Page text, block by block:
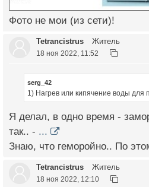
Фото не мои (из сети)!
Tetrancistrus Житель
18 ноя 2022, 11:52
serg_42
1) Нагрев или кипячение воды для
Я делал, в одно время -
так.. - ...
Знаю, что геморойно.. По
Tetrancistrus Житель
18 ноя 2022, 12:10